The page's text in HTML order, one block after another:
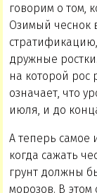
говорим о том,
Озимый чеснок
дружные
на которой рос
означает, что
июля, и до
А теперь самое
когда сажать
грунт должны
морозов. В этом